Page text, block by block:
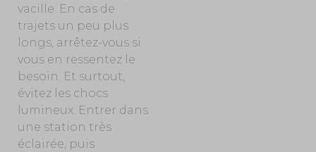
vacille. En cas de
trajets un peu plus
longs, arrêtez-vous si
vous en ressentez le
besoin. Et surtout,
évitez les chocs
lumineux. Entrer dans
une station très
éclairée, puis